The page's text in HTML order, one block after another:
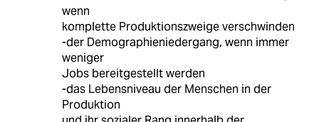
wenn
komplette Produktionszweige verschwinden
-der Demographieniedergang, wenn immer
weniger
Jobs bereitgestellt werden
-das Lebensniveau der Menschen in der
Produktion